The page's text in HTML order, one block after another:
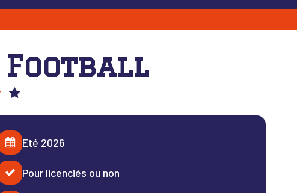
Football
Eté 2026
Pour licenciés ou non